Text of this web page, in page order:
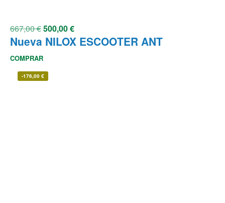
667,00€500,00€
Nueva NILOX ESCOOTER ANT
COMPRAR
-176,00 €